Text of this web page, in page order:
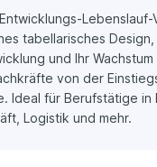
Lebenslauf-
tabellarisches Design,
und Ihr Wachstum
von der
Ideal für Berufstätige in
Logistik und mehr.